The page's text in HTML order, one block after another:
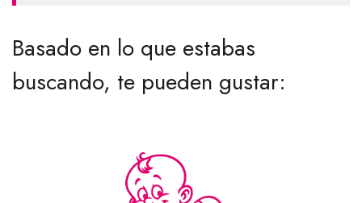
Basado en lo que estabas
buscando, te pueden gustar: